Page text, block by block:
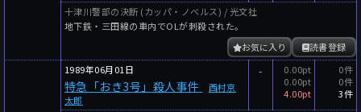
十津川警部の決断 (カッパ・ノベルス) / 光文社
地下鉄・三田線の車内でOLが刺殺された。
読書登録
お気に入り
1989年06月01日
特急「おき3号」殺人事件
西村京
太郎
-
0.00pt
0.00pt
4.00pt
0件
0件
3件